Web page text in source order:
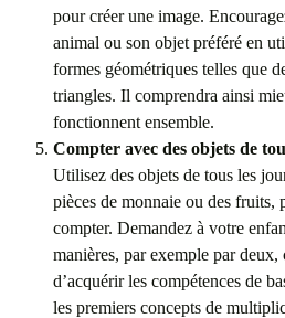
pour créer une image.
animal ou son objet préféré en
formes géométriques telles que
triangles. Il comprendra ainsi
fonctionnent ensemble.
Compter avec des objets de
Utilisez des objets de tous les
pièces de monnaie ou des fruits,
compter. Demandez à votre
manières, par exemple par
d’acquérir les compétences de
les premiers concepts de